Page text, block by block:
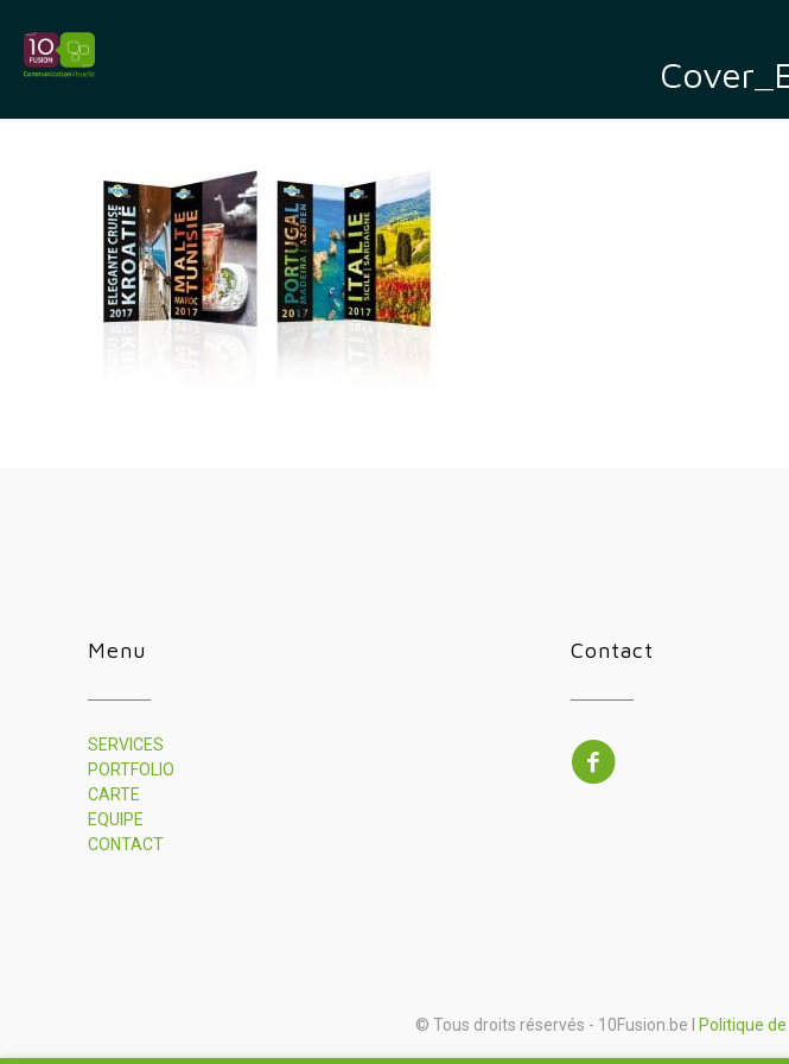
Menu
SERVICES
PORTFOLIO
CARTE
EQUIPE
CONTACT
Contact
© Tous droits réservés - 10Fusion.be I Politique